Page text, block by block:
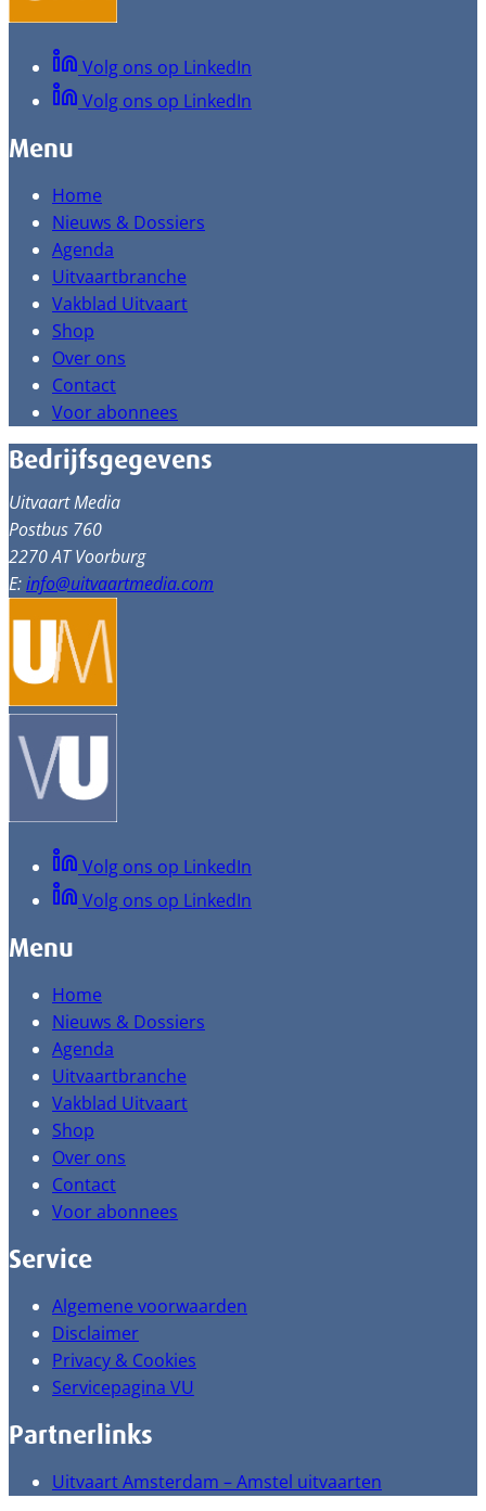
Volg ons op LinkedIn
Volg ons op LinkedIn
Menu
Home
Nieuws & Dossiers
Agenda
Uitvaartbranche
Vakblad Uitvaart
Shop
Over ons
Contact
Voor abonnees
Bedrijfsgegevens
Uitvaart Media
Postbus 760
2270 AT Voorburg
E:info@uitvaartmedia.com
Volg ons op LinkedIn
Volg ons op LinkedIn
Menu
Home
Nieuws & Dossiers
Agenda
Uitvaartbranche
Vakblad Uitvaart
Shop
Over ons
Contact
Voor abonnees
Service
Algemene voorwaarden
Disclaimer
Privacy & Cookies
Servicepagina VU
Partnerlinks
Uitvaart Amsterdam – Amstel uitvaarten